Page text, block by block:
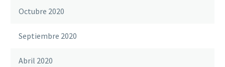
Octubre 2020
Septiembre 2020
Abril 2020